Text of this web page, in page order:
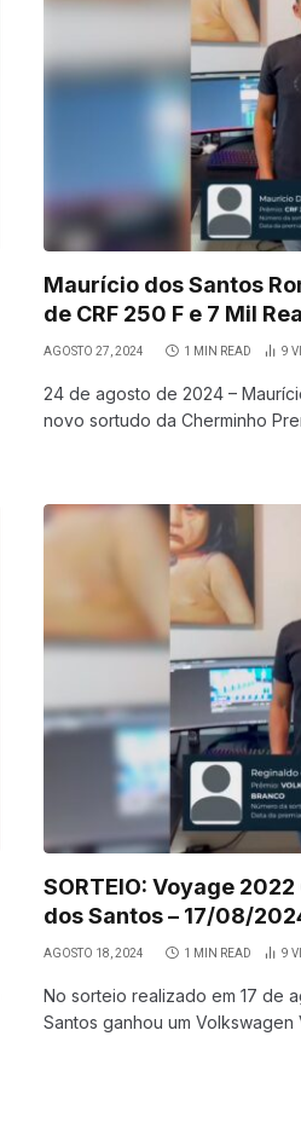
Maurício dos Santos
de CRF 250 F e 7 Mil
AGOSTO 27, 2024 1 MIN READ 9
24 de agosto de 2024 –
novo sortudo da Cherminho
SORTEIO: Voyage
dos Santos – 17/08/
AGOSTO 18, 2024 1 MIN READ 9
No sorteio realizado em 17 de
Santos ganhou um